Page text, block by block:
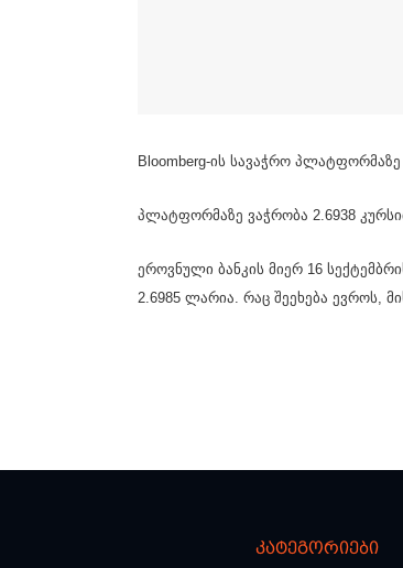
Bloomberg-ის სავაჭრო
პლატფორმაზე ვაჭრობა 2.6938
ეროვნული ბანკის მიერ 16
2.6985 ლარია. რაც შეეხება ევროს,
კატეგორიები